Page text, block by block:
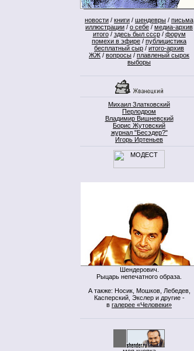
новости / книги / шендевры / письма
иллюстрации / о себе / медиа-архив
итого/ здесь был ссср/ форум
помехи в эфире / публицистика
бесплатный сыр / итого-архив
ЖЖ / вопросы / плавленый сырок
выборы
Михаил Златковский
Перлодром
Владимир Вишневский
Борис Жутовский
журнал "Бесэдер?"
Игорь Иртеньев
Шендерович.
Рыцарь непечатного образа.
А также: Носик, Мошков, Лебедев,
Касперский, Экслер и другие -
в галерее «Человеки»